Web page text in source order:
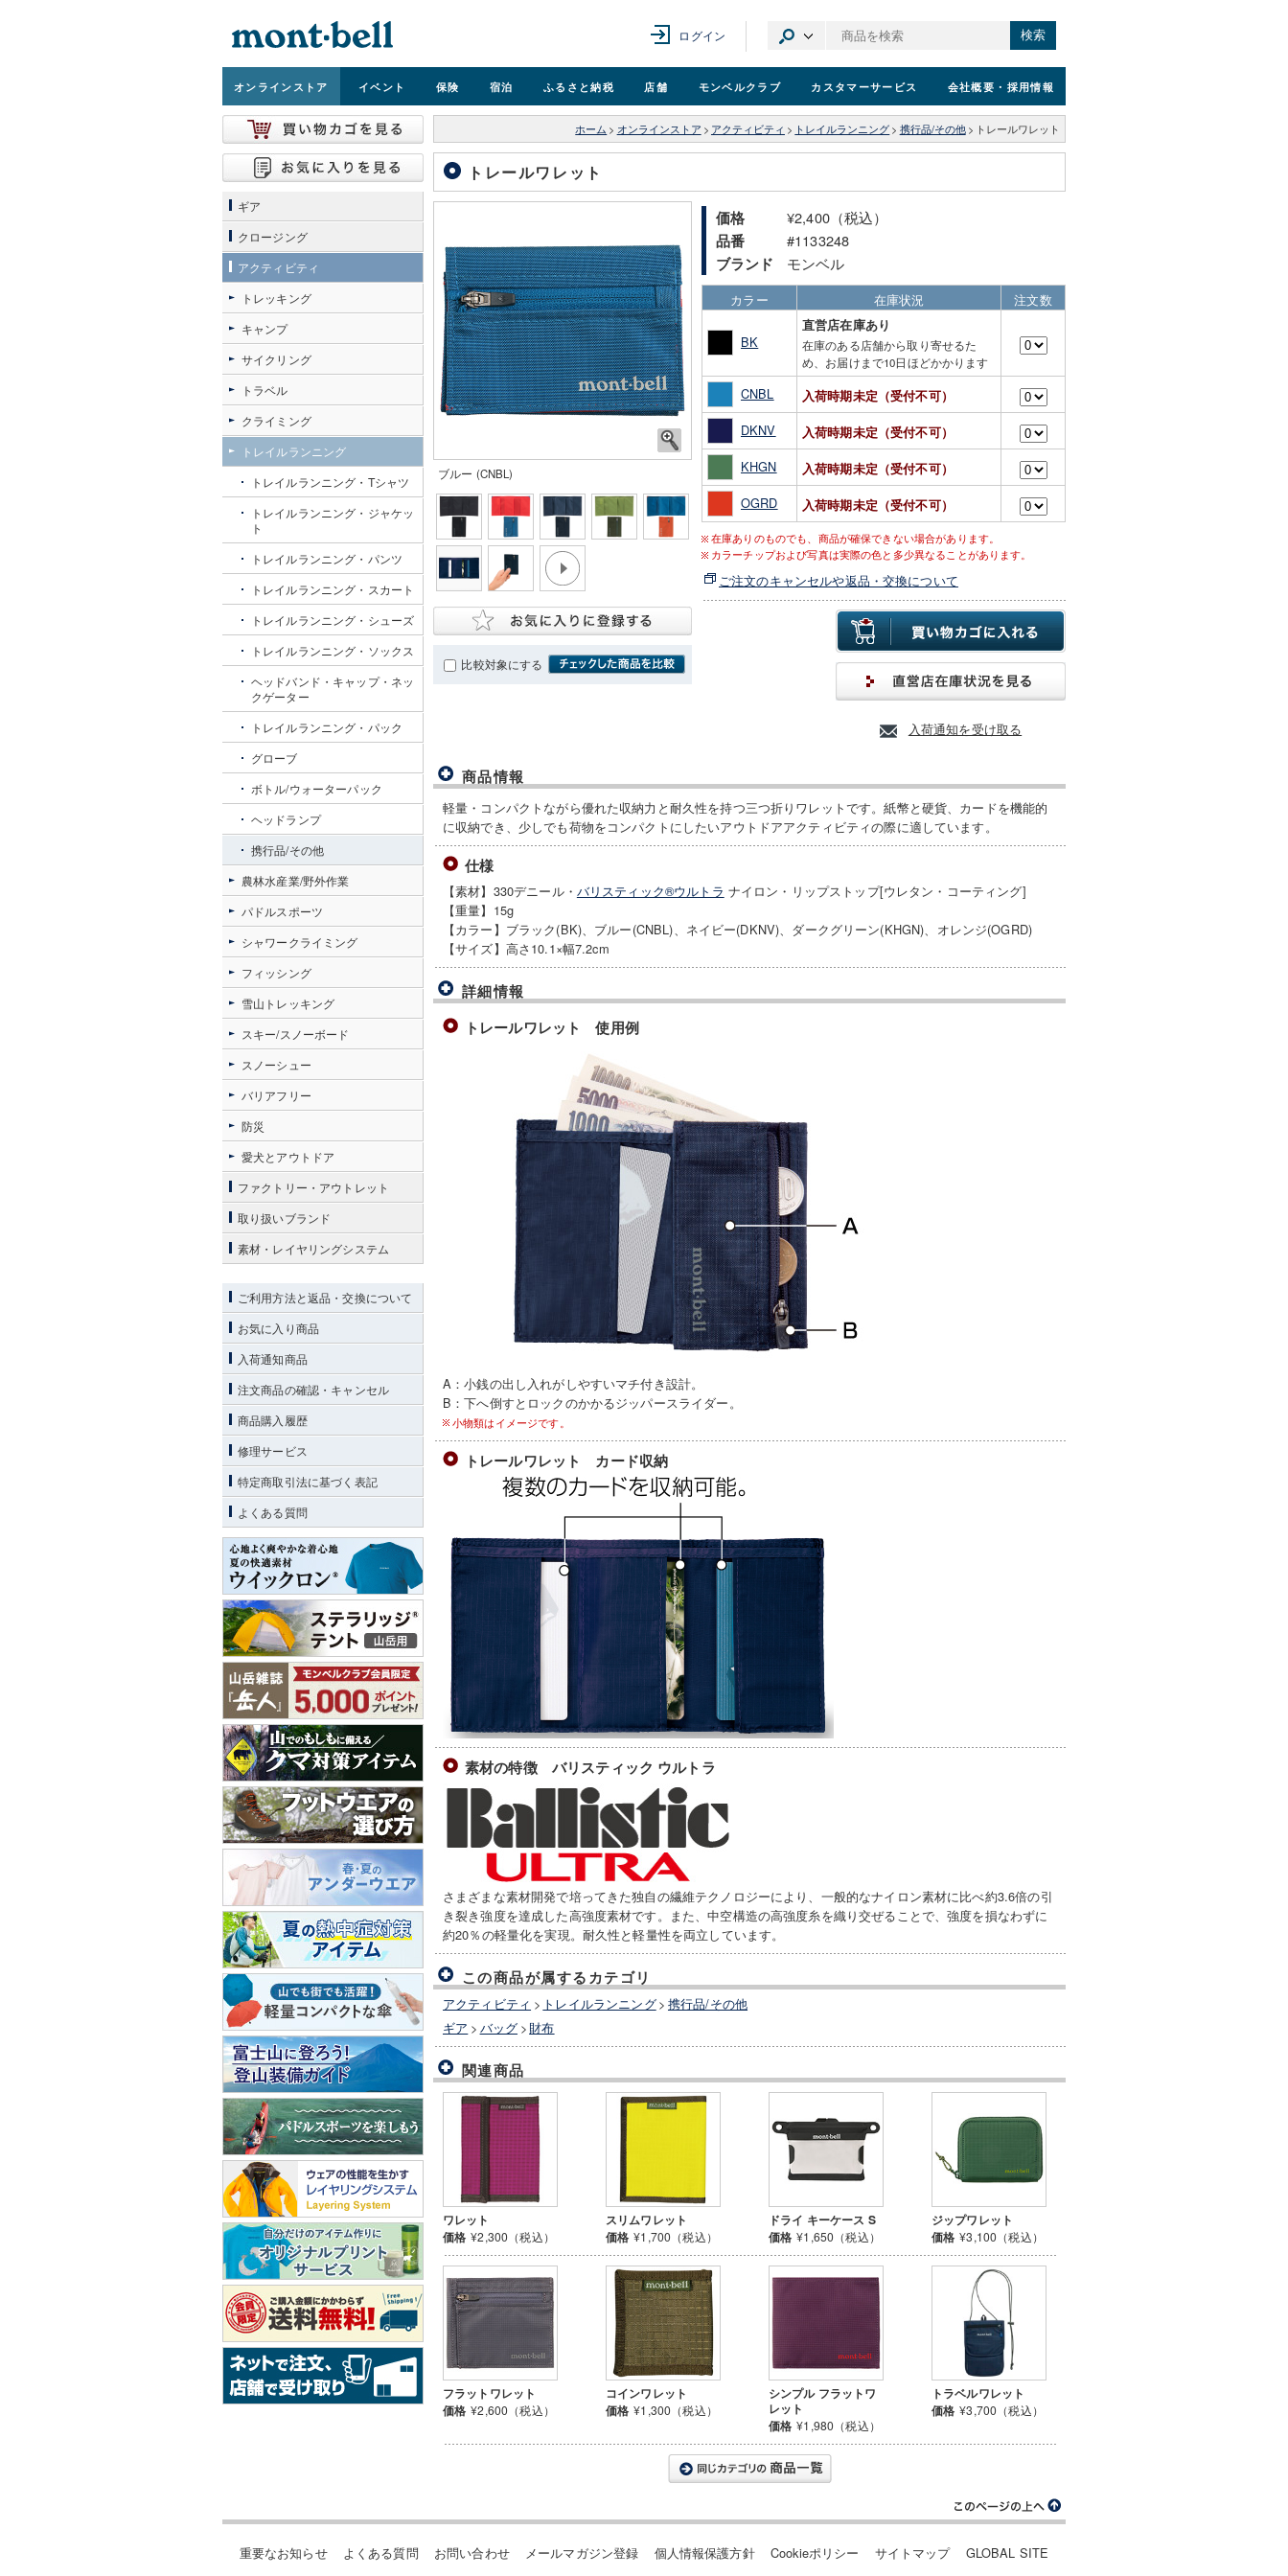
ログイン 検索
オンラインストア イベント 保険 宿泊 ふるさと納税 店舗 モンベルクラブ カスタマーサービス 会社概要 ・採用情報
ホーム > オンラインストア > アクティビティ > トレイルランニング > 携行品/その他 > トレールワレット
トレールワレット
ブルー (CNBL)
比較対象にする
価格 ¥2,400（税込）
品番 #1133248
ブランド モンベル
カラー 在庫状況 注文数
BK
直営店在庫あり
在庫のある店舗から取り寄せるた
め、お届けまで10日ほどかかります
CNBL 入荷時期未定（受付不可）
DKNV 入荷時期未定（受付不可）
KHGN 入荷時期未定（受付不可）
OGRD 入荷時期未定（受付不可）
在庫ありのものでも、商品が確保できない場合があります。
カラーチップおよび写真は実際の色と多少異なることがあります。
ご注文のキャンセルや返品・交換について
入荷通知を受け取る
商品情報
軽量・コンパクトながら優れた収納力と耐久性を持つ三つ折りワレットです。紙幣と硬貨、カードを機能的
に収納でき、少しでも荷物をコンパクトにしたいアウトドアアクティビティの際に適しています。
仕様
【素材】330デニール・ バリスティック®ウルトラ ナイロン・リップストップ[ウレタン・コーティング]
【重量】15g
【カラー】ブラック(BK)、ブルー(CNBL)、ネイビー(DKNV)、ダークグリーン(KHGN)、オレンジ(OGRD)
【サイズ】高さ10.1×幅7.2cm
詳細情報
トレールワレット 使用例
A：小銭の出し入れがしやすいマチ付き設計。
B：下へ倒すとロックのかかるジッパースライダー。
小物類はイメージです。
トレールワレット カード収納
素材の特徴 バリスティック ウルトラ
さまざまな素材開発で培ってきた独自の繊維テクノロジーにより、一般的なナイロン素材に比べ約3.6倍の引
き裂き強度を達成した高強度素材です。また、中空構造の高強度糸を織り交ぜることで、強度を損なわずに
約20％の軽量化を実現。耐久性と軽量性を両立しています。
この商品が属するカテゴリ
アクティビティ > トレイルランニング> 携行品/その他
ギア > バッグ > 財布
関連商品
ワレット
価格 ¥2,300（税込）
スリムワレット
価格 ¥1,700（税込）
ドライ キーケース S
価格 ¥1,650（税込）
ジップワレット
価格 ¥3,100（税込）
フラットワレット
価格 ¥2,600（税込）
コインワレット
価格 ¥1,300（税込）
シンプル フラットワ
レット
価格 ¥1,980（税込）
トラベルワレット
価格 ¥3,700（税込）
ギア
クロージング
アクティビティ
トレッキング
キャンプ
サイクリング
トラベル
クライミング
トレイルランニング
トレイルランニング・Tシャツ
トレイルランニング・ジャケッ
ト
トレイルランニング・パンツ
トレイルランニング・スカート
トレイルランニング・シューズ
トレイルランニング・ソックス
ヘッドバンド・キャップ・ネッ
クゲーター
トレイルランニング・パック
グローブ
ボトル/ウォーターパック
ヘッドランプ
携行品/その他
農林水産業/野外作業
パドルスポーツ
シャワークライミング
フィッシング
雪山トレッキング
スキー/スノーボード
スノーシュー
バリアフリー
防災
愛犬とアウトドア
ファクトリー・アウトレット
取り扱いブランド
素材・レイヤリングシステム
ご利用方法と返品・交換について
お気に入り商品
入荷通知商品
注文商品の確認・キャンセル
商品購入履歴
修理サービス
特定商取引法に基づく表記
よくある質問
重要なお知らせ よくある質問 お問い合わせ メールマガジン登録 個人情報保護方針 Cookieポリシー サイトマップ GLOBAL SITE